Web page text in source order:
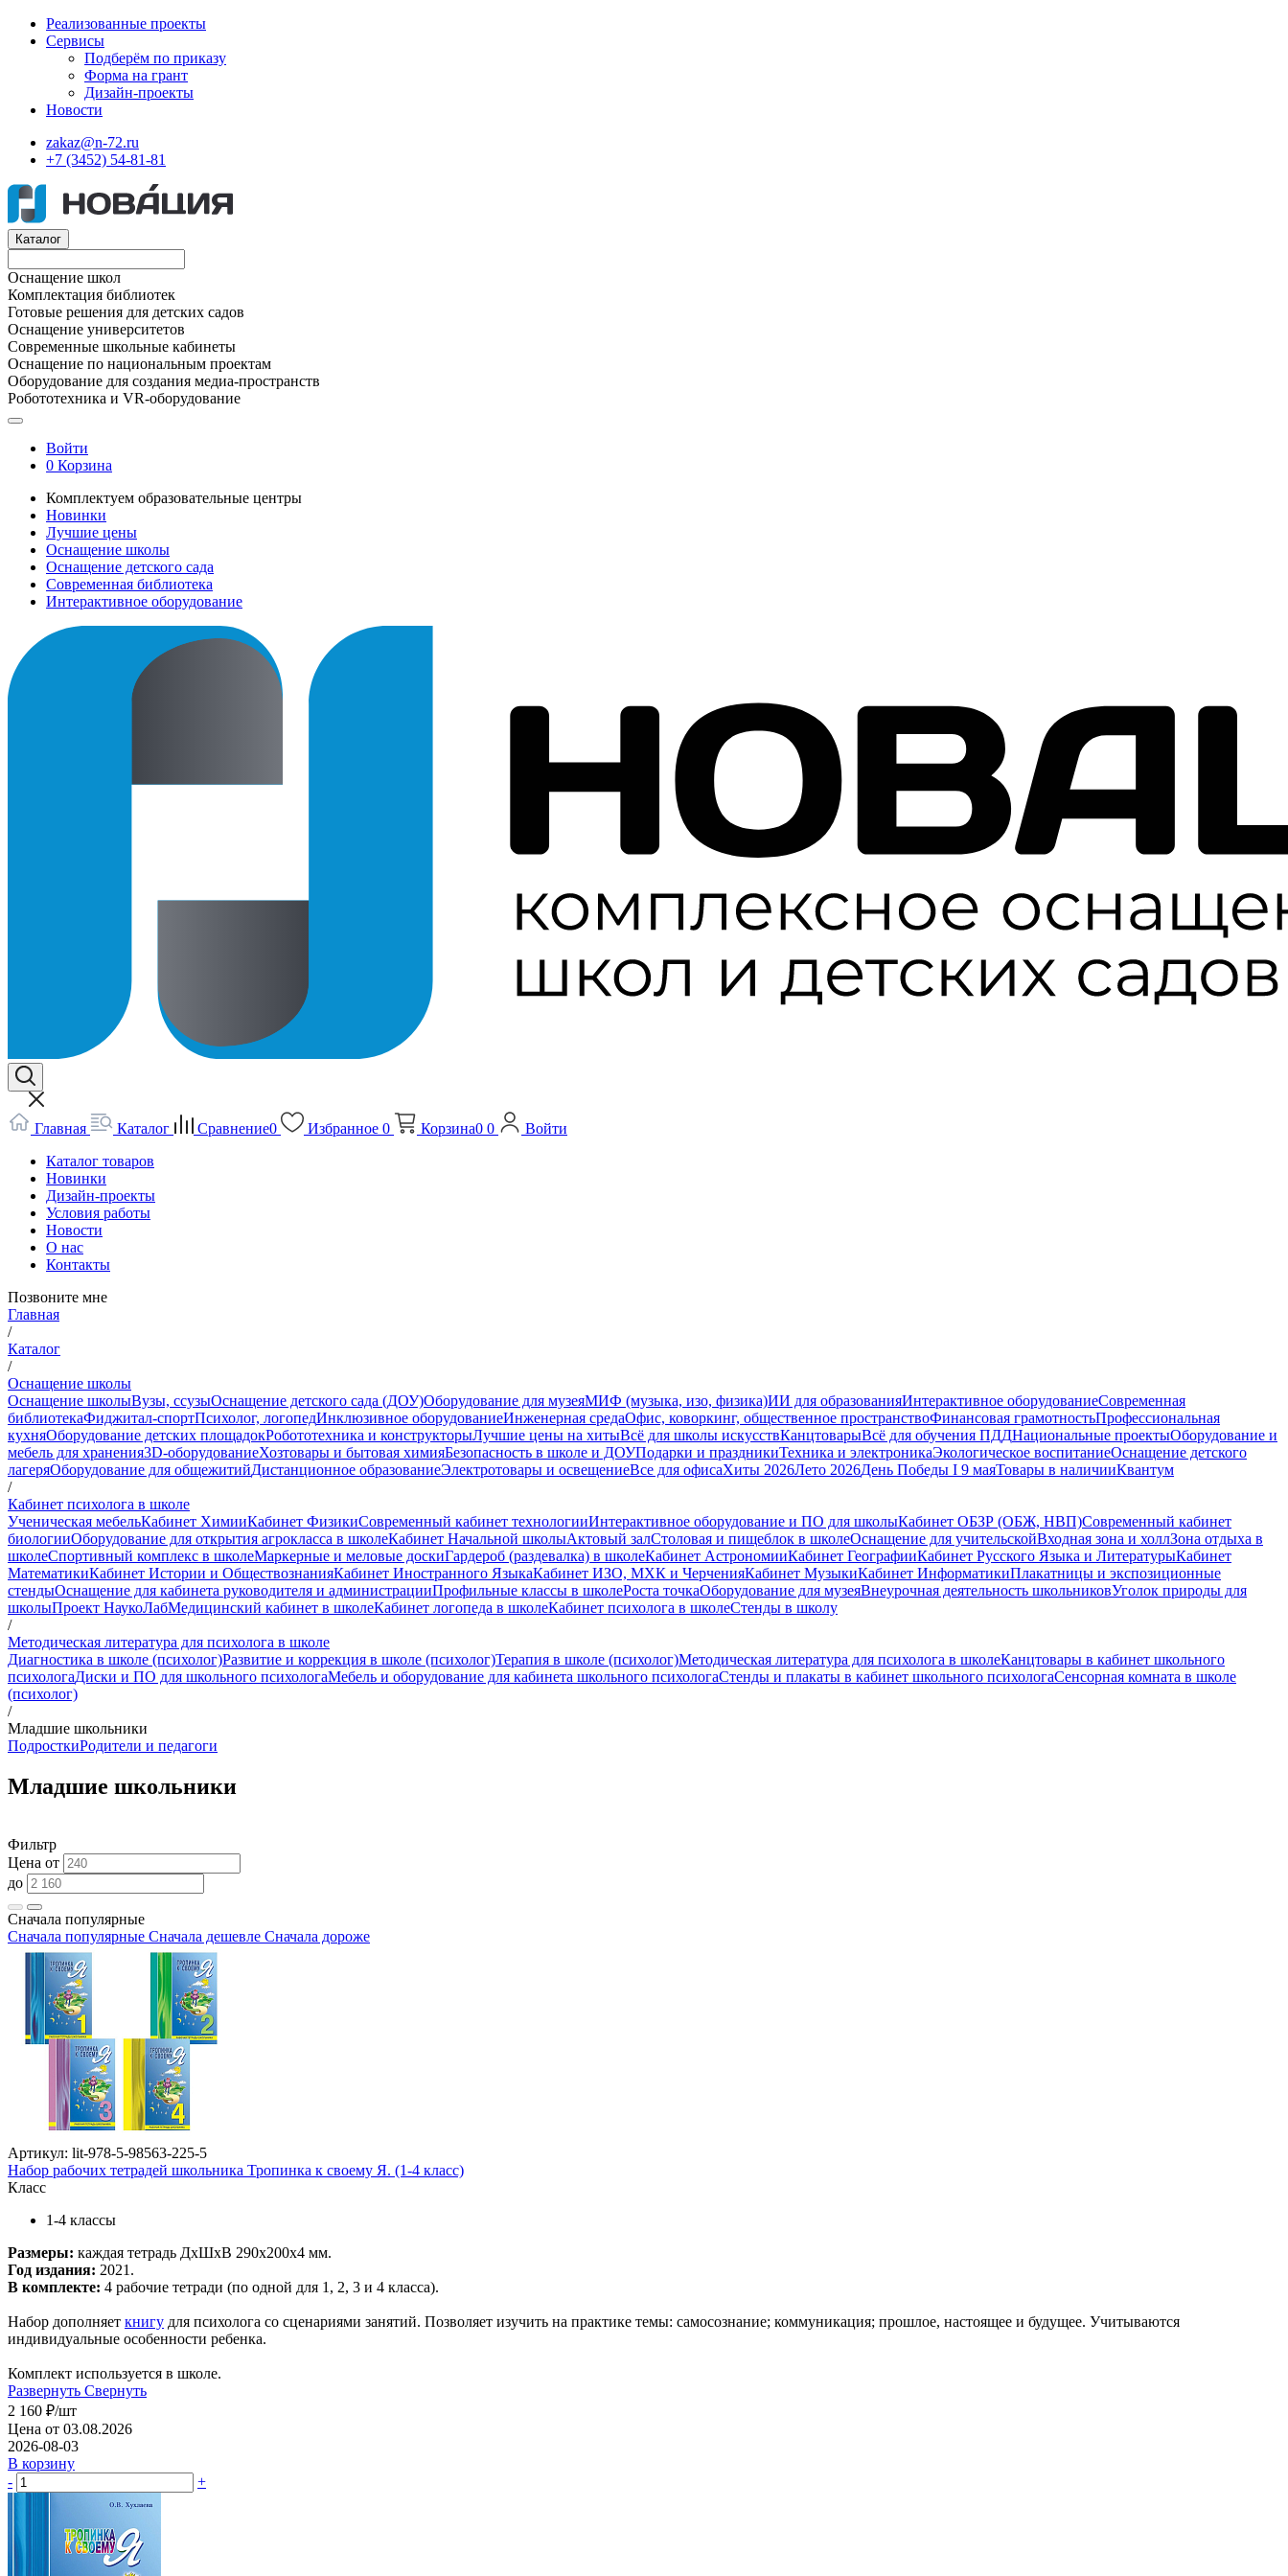
Реализованные проекты
Сервисы
Подберём по приказу
Форма на грант
Дизайн-проекты
Новости
zakaz@n-72.ru
+7 (3452) 54-81-81
Каталог
Оснащение школ
Комплектация библиотек
Готовые решения для детских садов
Оснащение университетов
Современные школьные кабинеты
Оснащение по национальным проектам
Оборудование для создания медиа-пространств
Робототехника и VR-оборудование
Войти
0 Корзина
Комплектуем образовательные центры
Новинки
Лучшие цены
Оснащение школы
Оснащение детского сада
Современная библиотека
Интерактивное оборудование
Главная Каталог Сравнение0 Избранное 0 Корзина0 0
Войти
Каталог товаров
Новинки
Дизайн-проекты
Условия работы
Новости
О нас
Контакты
Позвоните мне
Главная
/
Каталог
/
Оснащение школы
Оснащение школыВузы, ссузыОснащение детского сада (ДОУ)Оборудование для музеяМИФ (музыка, изо, физика)ИИ для образованияИнтерактивное оборудованиеСовременная
библиотекаФиджитал-спортПсихолог, логопедИнклюзивное оборудованиеИнженерная средаОфис, коворкинг, общественное пространствоФинансовая грамотностьПрофессиональная
кухняОборудование детских площадокРобототехника и конструкторыЛучшие цены на хитыВсё для школы искусствКанцтоварыВсё для обучения ПДДНациональные проектыОборудование и
мебель для хранения3D-оборудованиеХозтовары и бытовая химияБезопасность в школе и ДОУПодарки и праздникиТехника и электроникаЭкологическое воспитаниеОснащение детского
лагеряОборудование для общежитийДистанционное образованиеЭлектротовары и освещениеВсе для офисаХиты 2026Лето 2026День Победы I 9 маяТовары в наличииКвантум
/
Кабинет психолога в школе
Ученическая мебельКабинет ХимииКабинет ФизикиСовременный кабинет технологииИнтерактивное оборудование и ПО для школыКабинет ОБЗР (ОБЖ, НВП)Современный кабинет
биологииОборудование для открытия агрокласса в школеКабинет Начальной школыАктовый залСтоловая и пищеблок в школеОснащение для учительскойВходная зона и холлЗона отдыха в
школеСпортивный комплекс в школеМаркерные и меловые доскиГардероб (раздевалка) в школеКабинет АстрономииКабинет ГеографииКабинет Русского Языка и ЛитературыКабинет
МатематикиКабинет Истории и ОбществознанияКабинет Иностранного ЯзыкаКабинет ИЗО, МХК и ЧерченияКабинет МузыкиКабинет ИнформатикиПлакатницы и экспозиционные
стендыОснащение для кабинета руководителя и администрацииПрофильные классы в школеРоста точкаОборудование для музеяВнеурочная деятельность школьниковУголок природы для
школыПроект НаукоЛабМедицинский кабинет в школеКабинет логопеда в школеКабинет психолога в школеСтенды в школу
/
Методическая литература для психолога в школе
Диагностика в школе (психолог)Развитие и коррекция в школе (психолог)Терапия в школе (психолог)Методическая литература для психолога в школеКанцтовары в кабинет школьного
психологаДиски и ПО для школьного психологаМебель и оборудование для кабинета школьного психологаСтенды и плакаты в кабинет школьного психологаСенсорная комната в школе
(психолог)
/
Младшие школьники
ПодросткиРодители и педагоги
Младшие школьники
Фильтр
Цена от
до
Сначала популярные
Сначала популярные Сначала дешевле Сначала дороже
Артикул: lit-978-5-98563-225-5
Набор рабочих тетрадей школьника Тропинка к своему Я. (1-4 класс)
Класс
1-4 классы
Размеры: каждая тетрадь ДхШхВ 290х200х4 мм.
Год издания: 2021.
В комплекте: 4 рабочие тетради (по одной для 1, 2, 3 и 4 класса).
Набор дополняет книгу для психолога со сценариями занятий. Позволяет изучить на практике темы: самосознание; коммуникация; прошлое, настоящее и будущее. Учитываются
индивидуальные особенности ребенка.
Комплект используется в школе.
Развернуть Свернуть
2 160 ₽/шт
Цена от 03.08.2026
2026-08-03
В корзину
-
+